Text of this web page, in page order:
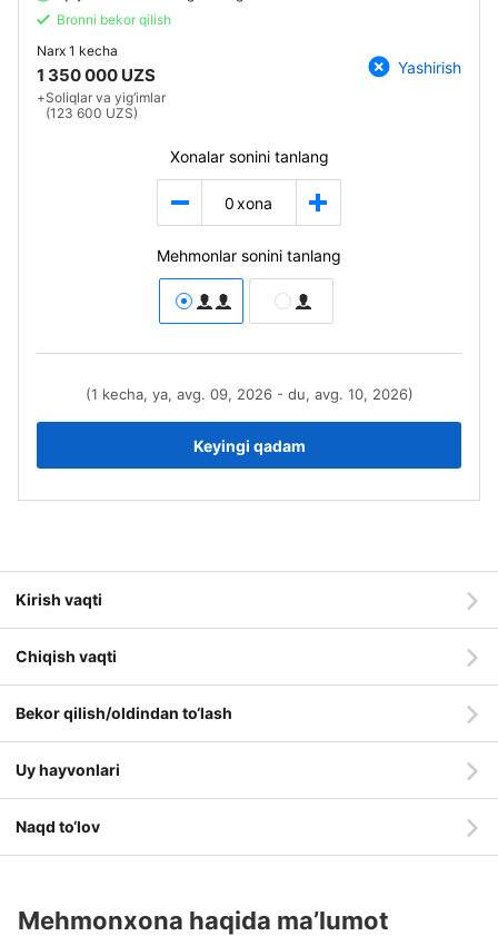
Bronni bekor qilish
Narx 1 kecha
1 350 000 UZS
+Soliqlar va yig‘imlar
(123 600 UZS)
Yashirish
Xonalar sonini tanlang
0 xona
Mehmonlar sonini tanlang
(1 kecha, ya, avg. 09, 2026 - du, avg. 10, 2026)
Keyingi qadam
Kirish vaqti
Chiqish vaqti
Bekor qilish/oldindan to‘lash
Uy hayvonlari
Naqd to‘lov
Mehmonxona haqida ma’lumot